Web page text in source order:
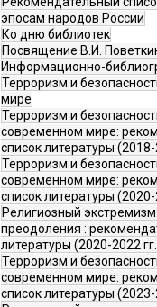
эпосам народов России
Ко дню библиотек
Посвящение В.И.
Информационно-
Терроризм и
мире
Терроризм и
современном мире:
список литературы (2018-
Терроризм и
современном мире:
список литературы (2020-
Религиозный
преодоления :
литературы (2020-2022
Терроризм и
современном мире:
список литературы (2023-